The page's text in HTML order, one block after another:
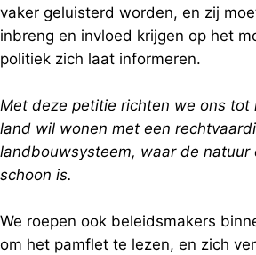
vaker geluisterd worden, en zij
inbreng en invloed krijgen op het
politiek zich laat informeren.
Met deze petitie richten we ons tot
land wil wonen met een
landbouwsysteem, waar de natuur
schoon is.
We roepen ook beleidsmakers
om het pamflet te lezen, en zich